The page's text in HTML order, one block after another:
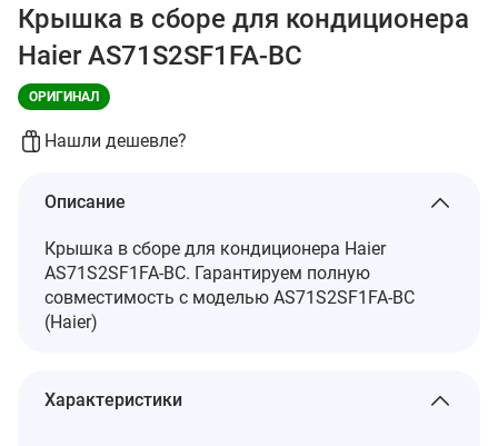
Крышка в сборе для кондиционера
Haier AS71S2SF1FA-BC
ОРИГИНАЛ
Нашли дешевле?
Описание
Крышка в сборе для кондиционера Haier
AS71S2SF1FA-BC. Гарантируем полную
совместимость с моделью AS71S2SF1FA-BC
(Haier)
Характеристики